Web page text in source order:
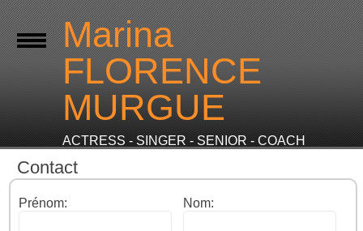
Marina
FLORENCE
MURGUE
ACTRESS - SINGER - SENIOR - COACH
Contact
Prénom: Nom: